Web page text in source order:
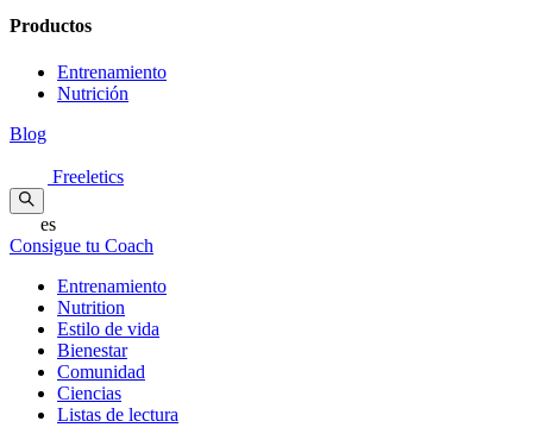
Productos
Entrenamiento
Nutrición
Blog
Freeletics
es
Consigue tu Coach
Entrenamiento
Nutrition
Estilo de vida
Bienestar
Comunidad
Ciencias
Listas de lectura